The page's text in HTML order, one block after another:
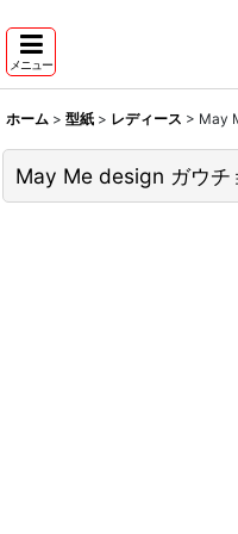
メニュー
ホーム > 型紙 > レディース > May
May Me design ガウチ